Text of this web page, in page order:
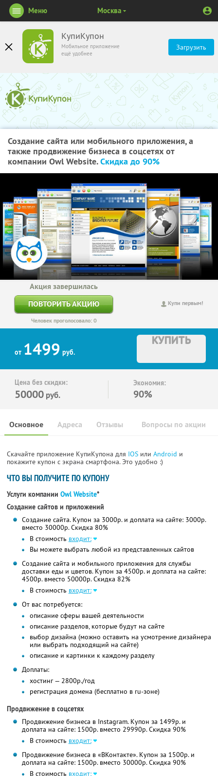
КупиКупон
Мобильное приложение
ещё удобнее
Загрузить
Меню Москва
Создание сайта или мобильного приложения, а
также продвижение бизнеса в соцсетях от
компании Owl Website.Скидка до 90%
Купи первым!
Акция завершилась
ПОВТОРИТЬ АКЦИЮ
Человек проголосовало: 0
от 1499 руб.
КУПИТЬ
Цена без скидки:
50000 руб.
Экономия:
90%
Основное Отзывы Вопросы по акции
Адреса
Скачайте приложение КупиКупона для IOS или Android и
покажите купон с экрана смартфона. Это удобно :)
ЧТО ВЫ ПОЛУЧИТЕ ПО КУПОНУ
Услуги компании Owl Website*
Создание сайтов и приложений
Создание сайта. Купон за 3000р. и доплата на сайте: 3000р.
вместо 30000р. Скидка 80%
В стоимость входит:
Вы можете выбрать любой из представленных сайтов
Создание сайта и мобильного приложения для службы
доставки еды и цветов. Купон за 4500р. и доплата на сайте:
4500р. вместо 50000р. Скидка 82%
В стоимость входит:
От вас потребуется:
описание сферы вашей деятельности
описание разделов, которые будут на сайте
выбор дизайна (можно оставить на усмотрение дизайнера
или выбрать подходящий на сайте)
описание и картинки к каждому разделу
Доплаты:
хостинг — 2800р./год
регистрация домена (бесплатно в ru-зоне)
Продвижение в соцсетях
Продвижение бизнеса в Instagram. Купон за 1499р. и
доплата на сайте: 1500р. вместо 29990р. Скидка 90%
В стоимость входит:
Продвижение бизнеса в «ВКонтакте». Купон за 1500р. и
доплата на сайте: 1500р. вместо 30000р. Скидка 90%
В стоимость входит: